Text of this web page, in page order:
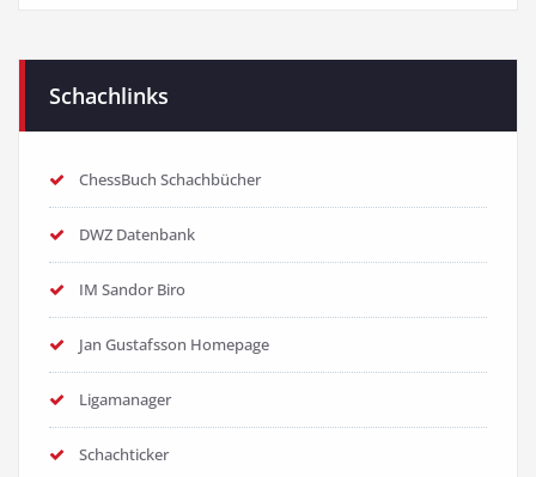
Schachlinks
ChessBuch Schachbücher
DWZ Datenbank
IM Sandor Biro
Jan Gustafsson Homepage
Ligamanager
Schachticker